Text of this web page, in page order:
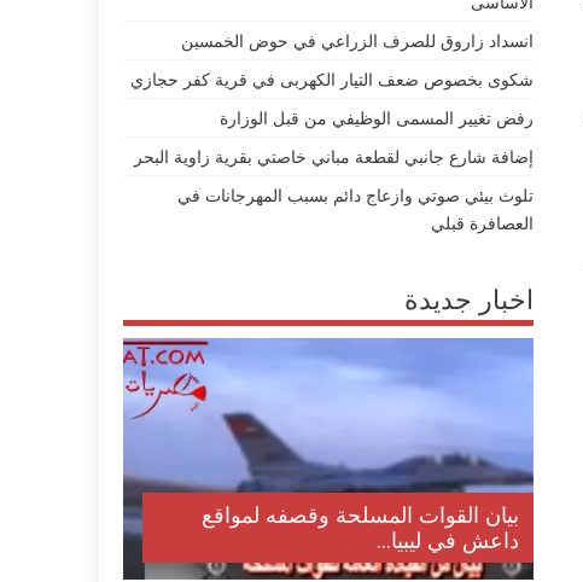
انسداد زاروق للصرف الزراعي في حوض الخمسين
شكوى بخصوص ضعف التيار الكهربى في قرية كفر حجازي
رفض تغيير المسمى الوظيفي من قبل الوزارة
إضافة شارع جانبي لقطعة مباني خاصتي بقرية زاوية البحر
تلوث بيئي صوتي وازعاج دائم بسبب المهرجانات في
العصافرة قبلي
اخبار جديدة
بيان القوات المسلحة وقصفه لمواقع
داعش في ليبيا...